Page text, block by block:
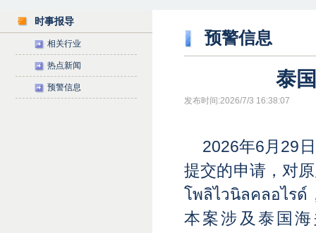
时事报导
相关行业
热点新闻
预警信息
预警信息
泰
发布时间:2026/7/3 16:38:07
2026年6月29
提交的申请，对
โพลิไวนิลคลอไรด์
本案涉及泰国海